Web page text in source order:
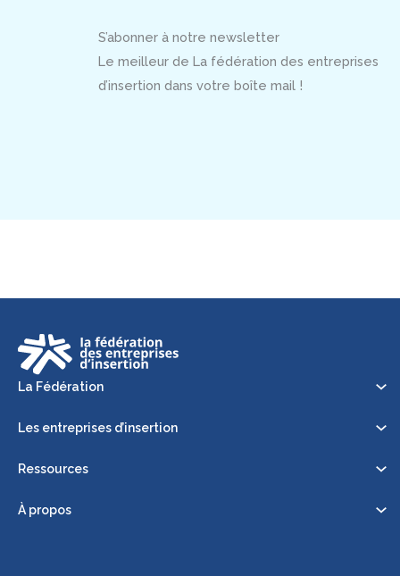
S’abonner à notre newsletter
Le meilleur de La fédération des entreprises
d’insertion dans votre boîte mail !
La Fédération
Les entreprises d’insertion
Ressources
À propos